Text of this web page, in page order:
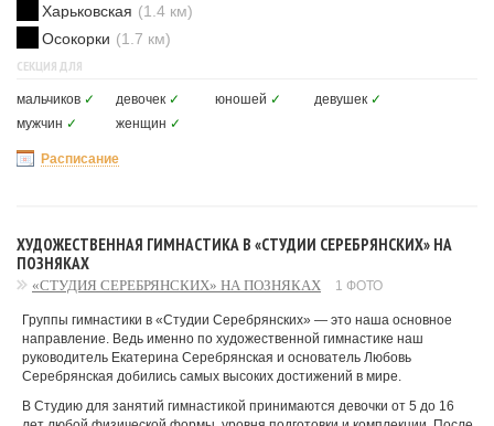
Харьковская (1.4 км)
Осокорки (1.7 км)
СЕКЦИЯ ДЛЯ
мальчиков ✓ девочек ✓ юношей ✓ девушек ✓
мужчин ✓ женщин ✓
Расписание
ХУДОЖЕСТВЕННАЯ ГИМНАСТИКА В «СТУДИИ СЕРЕБРЯНСКИХ» НА
ПОЗНЯКАХ
«СТУДИЯ СЕРЕБРЯНСКИХ» НА ПОЗНЯКАХ 1 ФОТО
Группы гимнастики в «Студии Серебрянских» — это наша основное
направление. Ведь именно по художественной гимнастике наш
руководитель Екатерина Серебрянская и основатель Любовь
Серебрянская добились самых высоких достижений в мире.
В Студию для занятий гимнастикой принимаются девочки от 5 до 16